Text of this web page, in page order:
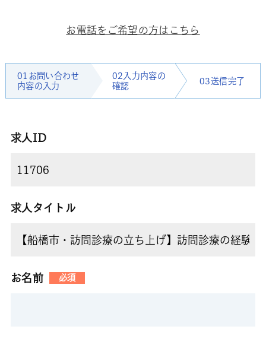
お電話をご希望の方はこちら
01お問い合わせ
内容の入力
02入力内容の
確認
03送信完了
求人ID
求人タイトル
お名前 必須